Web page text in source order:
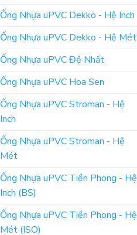
Ống Nhựa uPVC Dekko - Hệ Inch
Ống Nhựa uPVC Dekko - Hệ Mét
Ống Nhựa uPVC Đệ Nhất
Ống Nhựa uPVC Hoa Sen
Ống Nhựa uPVC Stroman - Hệ
Inch
Ống Nhựa uPVC Stroman - Hệ
Mét
Ống Nhựa uPVC Tiền Phong - Hệ
Inch (BS)
Ống Nhựa uPVC Tiền Phong - Hệ
Mét (ISO)